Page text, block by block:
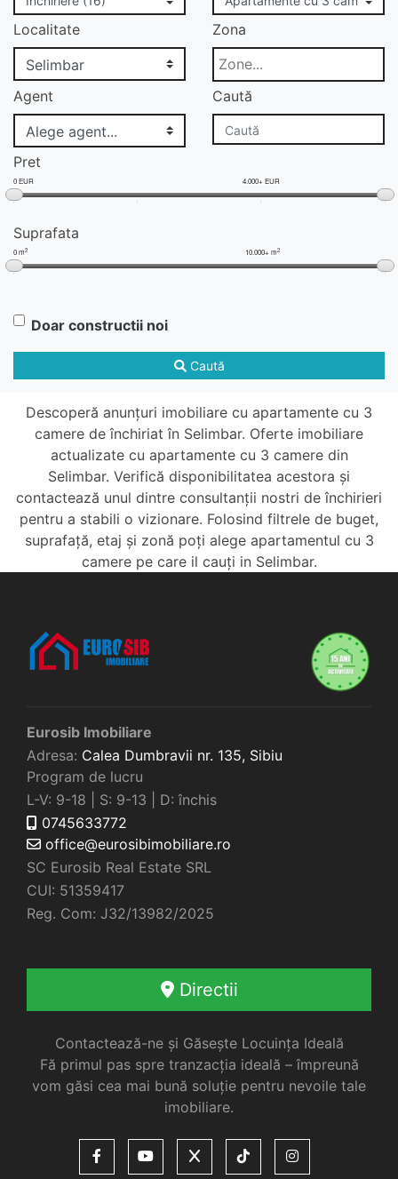
Localitate Zona
Agent Caută
Pret
0 EUR 4.000+ EUR
Suprafata
0 m2 10.000+ m2
Doar constructii noi
Caută
Descoperă anunțuri imobiliare cu apartamente cu 3
camere de închiriat în Selimbar. Oferte imobiliare
actualizate cu apartamente cu 3 camere din
Selimbar. Verifică disponibilitatea acestora și
contactează unul dintre consultanții nostri de închirieri
pentru a stabili o vizionare. Folosind filtrele de buget,
suprafață, etaj și zonă poți alege apartamentul cu 3
camere pe care il cauți in Selimbar.
Eurosib Imobiliare
Adresa: Calea Dumbravii nr. 135, Sibiu
Program de lucru
L-V: 9-18 | S: 9-13 | D: închis
0745633772
office@eurosibimobiliare.ro
SC Eurosib Real Estate SRL
CUI: 51359417
Reg. Com: J32/13982/2025
Directii
Contactează-ne și Găsește Locuința Ideală
Fă primul pas spre tranzacția ideală – împreună
vom găsi cea mai bună soluție pentru nevoile tale
imobiliare.